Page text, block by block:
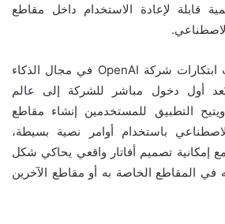
قابلة لإعادة الاستخدام داخل مقاطع
ويُعد تطبيق Sora أحدث ابتكارات شركة OpenAI في مجال الذكاء
أول دخول مباشر للشركة إلى عالم
ويتيح التطبيق للمستخدمين إنشاء مقاطع
باستخدام أوامر نصية بسيطة،
إمكانية تصميم أفاتار واقعي يحاكي شكل
المقاطع الخاصة به أو مقاطع الآخرين